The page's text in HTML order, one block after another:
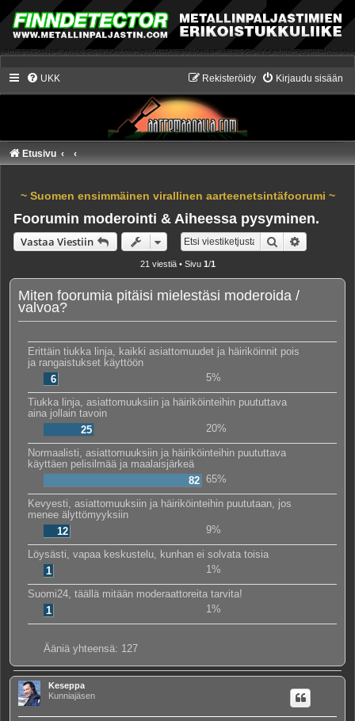
UKK Kirjaudu sisään
Rekisteröidy
Etusivu
~ Suomen ensimmäinen virallinen aarteenetsintäfoorumi ~
Foorumin moderointi & Aiheessa pysyminen.
Vastaa Viestiin Etsi
21 viestiä • Sivu 1/1
Miten foorumia pitäisi mielestäsi moderoida /
valvoa?
Erittäin tiukka linja, kaikki asiattomuudet ja häiriköinnit pois
ja rangaistukset käyttöön
6
5%
Tiukka linja, asiattomuuksiin ja häiriköinteihin puututtava
aina jollain tavoin
25
20%
Normaalisti, asiattomuuksiin ja häiriköinteihin puututtava
käyttäen pelisilmää ja maalaisjärkeä
82 65%
Kevyesti, asiattomuuksiin ja häiriköinteihin puututaan, jos
menee älyttömyyksiin
12
9%
Löysästi, vapaa keskustelu, kunhan ei solvata toisia
1
1%
Suomi24, täällä mitään moderaattoreita tarvita!
1
1%
Ääniä yhteensä: 127
Keseppa
Kunniajäsen